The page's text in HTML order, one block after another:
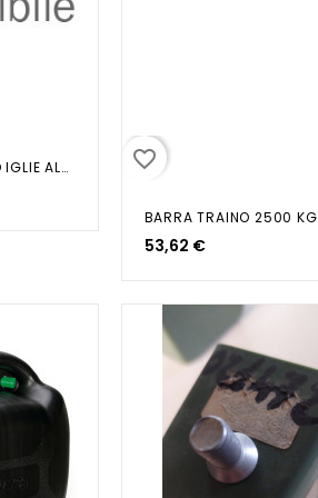
MOLLA FISSAGGIO IGLIE ALZAVETRO favorite_border
BARRA TRAINO 2500 KG
53,62 €